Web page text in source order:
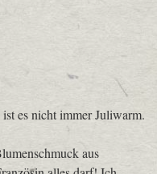
es nicht immer Juliwarm.
aus